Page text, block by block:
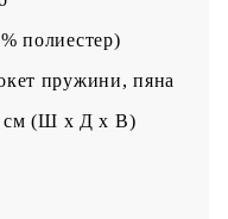
полиестер)
пружини, пяна
см (Ш x Д x В)